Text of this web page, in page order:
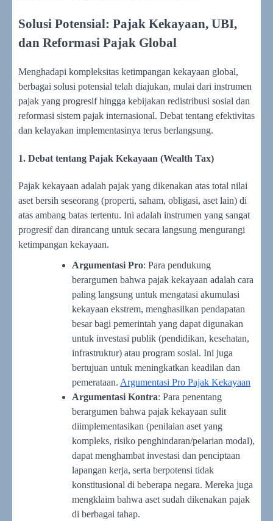
Solusi Potensial: Pajak Kekayaan, UBI,
dan Reformasi Pajak Global
Menghadapi kompleksitas ketimpangan kekayaan global,
berbagai solusi potensial telah diajukan, mulai dari instrumen
pajak yang progresif hingga kebijakan redistribusi sosial dan
reformasi sistem pajak internasional. Debat tentang efektivitas
dan kelayakan implementasinya terus berlangsung.
1. Debat tentang Pajak Kekayaan (Wealth Tax)
Pajak kekayaan adalah pajak yang dikenakan atas total nilai
aset bersih seseorang (properti, saham, obligasi, aset lain) di
atas ambang batas tertentu. Ini adalah instrumen yang sangat
progresif dan dirancang untuk secara langsung mengurangi
ketimpangan kekayaan.
Argumentasi Pro: Para pendukung
berargumen bahwa pajak kekayaan adalah cara
paling langsung untuk mengatasi akumulasi
kekayaan ekstrem, menghasilkan pendapatan
besar bagi pemerintah yang dapat digunakan
untuk investasi publik (pendidikan, kesehatan,
infrastruktur) atau program sosial. Ini juga
bertujuan untuk meningkatkan keadilan dan
pemerataan. Argumentasi Pro Pajak Kekayaan
Argumentasi Kontra: Para penentang
berargumen bahwa pajak kekayaan sulit
diimplementasikan (penilaian aset yang
kompleks, risiko penghindaran/pelarian modal),
dapat menghambat investasi dan penciptaan
lapangan kerja, serta berpotensi tidak
konstitusional di beberapa negara. Mereka juga
mengklaim bahwa aset sudah dikenakan pajak
di berbagai tahap.